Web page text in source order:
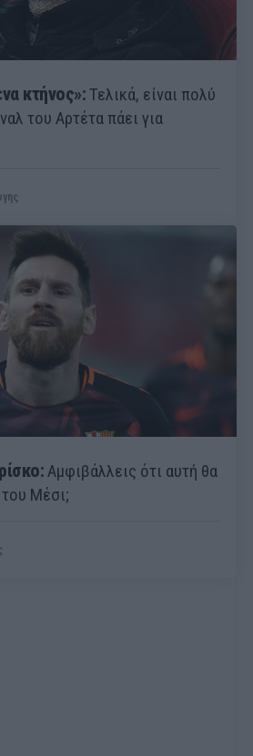
κτήνος»:Τελικά, είναι πολύ
του Αρτέτα πάει για
Αμφιβάλλεις ότι αυτή θα
του Μέσι;